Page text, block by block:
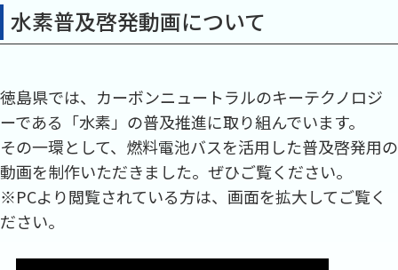
水素普及啓発動画について
徳島県では、カーボンニュートラルのキーテクノロジ
ーである「水素」の普及推進に取り組んでいます。
その一環として、燃料電池バスを活用した普及啓発用の
動画を制作いただきました。ぜひご覧ください。
※PCより閲覧されている方は、画面を拡大してご覧く
ださい。